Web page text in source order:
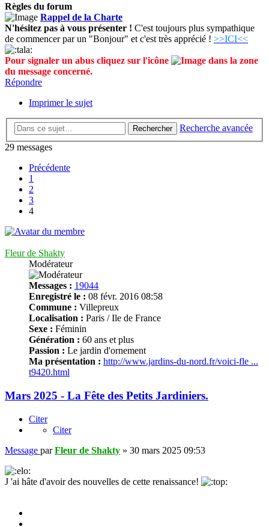
Règles du forum
Rappel de la Charte
N'hésitez pas à vous présenter ! C'est toujours plus sympathique
de commencer par un "Bonjour" et c'est très apprécié ! >>ICI<<
Pour signaler un abus cliquez sur l'icône
dans la zone
du message concerné.
Répondre
Imprimer le sujet
Rechercher
Recherche avancée
29 messages
Précédente
1
2
3
4
Fleur de Shakty
Modérateur
Messages : 19044
Enregistré le : 08 févr. 2016 08:58
Commune : Villepreux
Localisation : Paris / Ile de France
Sexe : Féminin
Génération : 60 ans et plus
Passion : Le jardin d'ornement
Ma présentation : http://www.jardins-du-nord.fr/voici-fle ...
t9420.html
Mars 2025 - La Fête des Petits Jardiniers.
Citer
Citer
Message parFleur de Shakty » 30 mars 2025 09:53
J 'ai hâte d'avoir des nouvelles de cette renaissance!